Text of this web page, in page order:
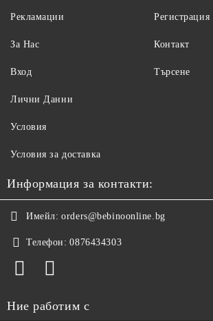
Рекламации
За Нас
Вход
Регистрация
Контакт
Търсене
Лични Данни
Условия
Условия за доставка
Информация за контакти:
Имейл: orders@bebinoonline.bg
Телефон: 0876434303
Ние работим с